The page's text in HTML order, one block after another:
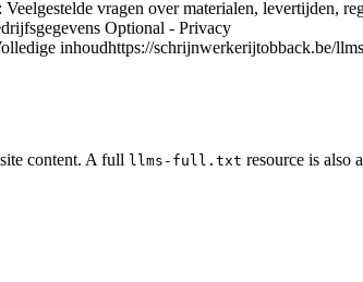
vragen over materialen, levertijden,
Optional - Privacy
inhoudhttps://schrijnwerkerijtobback.be/
content. A full llms-full.txt resource is also